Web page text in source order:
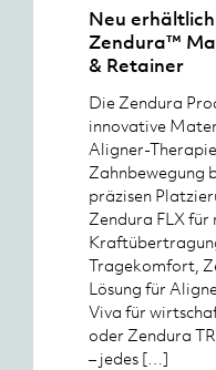
Neu
Zendura™
& Retainer
Die Zendura
innovative
Aligner-
Zahnbewegung
präzisen
Zendura FLX
Tragekomfort,
Lösung für
Viva für
oder Zendura
– jedes […]